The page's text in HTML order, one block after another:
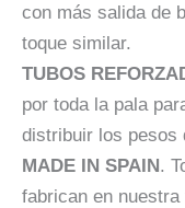
con más salida de
toque similar.
TUBOS
por toda la pala
distribuir los pesos
MADE IN SPAIN.
fabrican en